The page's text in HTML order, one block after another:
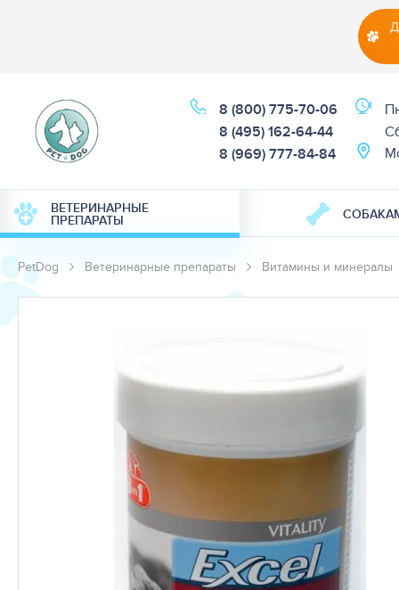
8 (800) 775-70-06
8 (495) 162-64-44
8 (969) 777-84-84
ВЕТЕРИНАРНЫЕ
ПРЕПАРАТЫ
PetDog Ветеринарные препараты Витамины и минералы